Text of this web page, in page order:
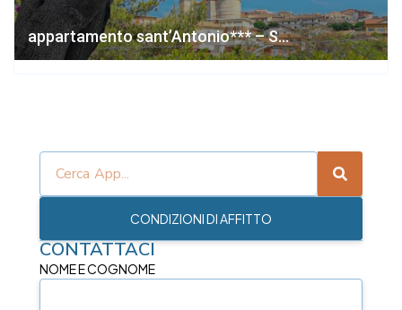
appartamento sant’Antonio*** – S...
CONDIZIONI DI AFFITTO
CONTATTACI
NOME E COGNOME